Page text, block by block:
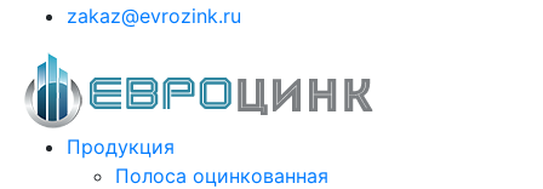
zakaz@evrozink.ru
Продукция
Полоса оцинкованная